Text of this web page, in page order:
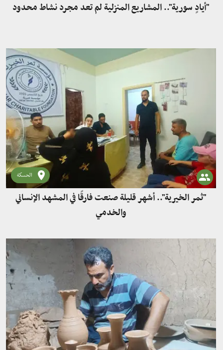
"أيادٍ سورية".. المشاريع المنزلية لم تعد مجرد نشاط محدود
الحسكة
"ثمر الخيرية".. أشهر قليلة صنعت فارقًا في المشهد الإنساني
والخدمي